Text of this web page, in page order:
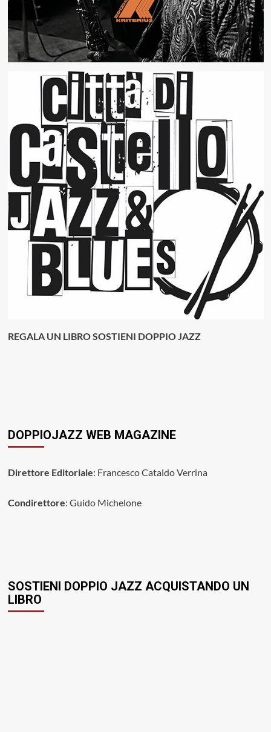
REGALA UN LIBRO SOSTIENI DOPPIO JAZZ
DOPPIOJAZZ WEB MAGAZINE
Direttore Editoriale: Francesco Cataldo Verrina
Condirettore: Guido Michelone
SOSTIENI DOPPIO JAZZ ACQUISTANDO UN
LIBRO